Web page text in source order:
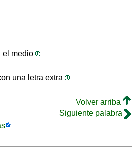
el medio
una letra extra
Volver arriba
Siguiente palabra